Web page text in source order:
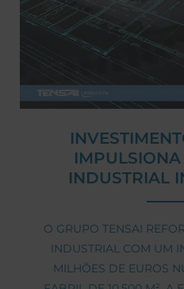
INDUSTRIAL
SUSTENTÁVEL
O GRUPO TENSAI
INDUSTRIAL COM UM
MILHÕES DE EUROS